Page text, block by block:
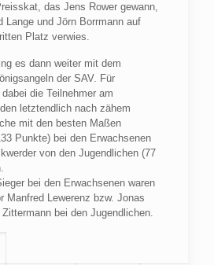
das Jens Rower gewann,
Lange und Jörn Borrmann auf
Platz verwies.
es dann weiter mit dem
der SAV. Für
die Teilnehmer am
letztendlich nach zähem
mit den besten Maßen
Punkte) bei den Erwachsenen
von den Jugendlichen (77
bei den Erwachsenen waren
Manfred Lewerenz bzw. Jonas
bei den Jugendlichen.